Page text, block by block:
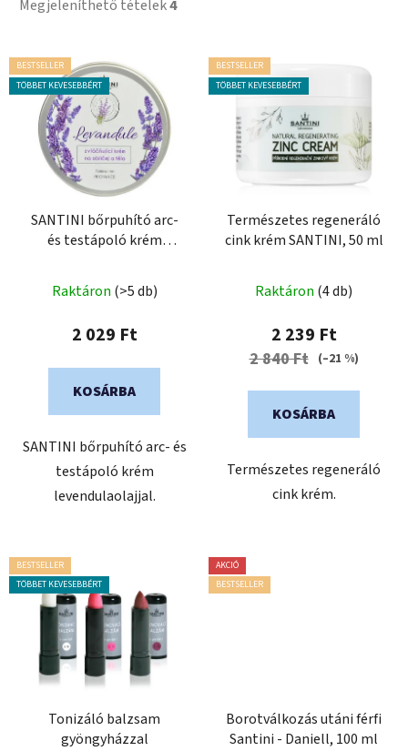
Megjeleníthető tételek4
T
e
BESTSELLER
TÖBBET KEVESEBBÉRT
SANTINI bőrpuhító arc-
és testápoló krém
Raktáron (>5 db)
2 029 Ft
KOSÁRBA
SANTINI bőrpuhító arc- és
testápoló krém
levendulaolajjal.
BESTSELLER
TÖBBET KEVESEBBÉRT
Természetes regeneráló
cink krém SANTINI, 50 ml
Raktáron (4 db)
2 239 Ft
2 840 Ft (–21 %)
KOSÁRBA
Természetes regeneráló
cink krém.
BESTSELLER
TÖBBET KEVESEBBÉRT
Tonizáló balzsam
gyöngyházzal
AKCIÓ
BESTSELLER
Borotválkozás utáni férfi
Santini - Daniell, 100 ml